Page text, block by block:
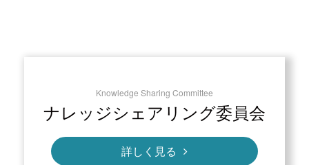
Knowledge Sharing Committee
ナレッジシェアリング委員会
詳しく見る